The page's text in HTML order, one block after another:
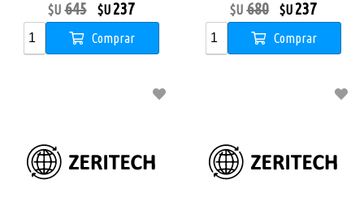
$U 645 $U237
Comprar
$U 680 $U237
Comprar